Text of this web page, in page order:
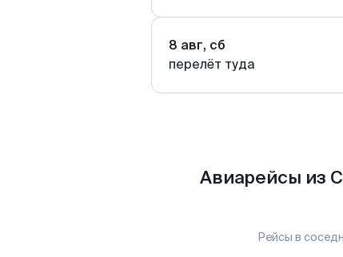
8 авг, сб
перелёт туда
Авиарейсы из
Рейсы в